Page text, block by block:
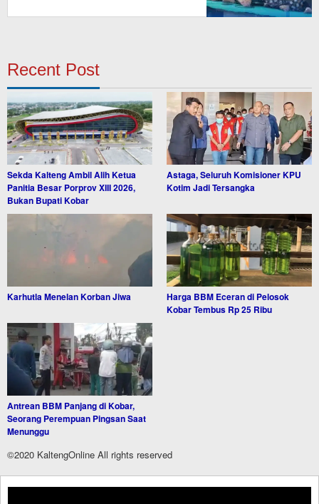
Recent Post
Sekda Kalteng Ambil Alih Ketua
Panitia Besar Porprov XIII 2026,
Bukan Bupati Kobar
Astaga, Seluruh Komisioner KPU
Kotim Jadi Tersangka
Karhutla Menelan Korban Jiwa
Harga BBM Eceran di Pelosok
Kobar Tembus Rp 25 Ribu
Antrean BBM Panjang di Kobar,
Seorang Perempuan Pingsan Saat
Menunggu
©2020 KaltengOnline All rights reserved